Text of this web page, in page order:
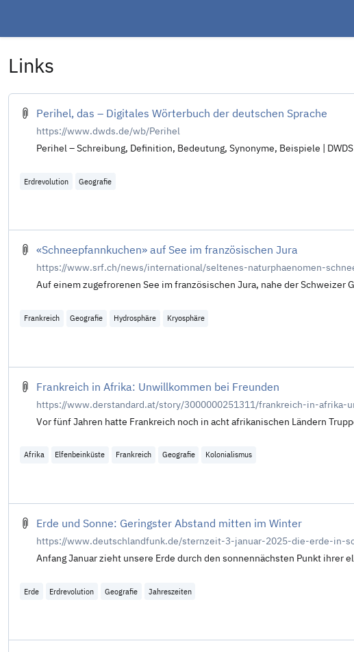
Links
Perihel, das – Digitales Wörterbuch der deutschen Sprache
https://www.dwds.de/wb/Perihel
Perihel – Schreibung, Definition, Bedeutung, Synonyme, Beispiele | DWDS
Erdrevolution Geografie
«Schneepfannkuchen» auf See im französischen Jura
https://www.srf.ch/news/international/seltenes-naturphaenomen-
Auf einem zugefrorenen See im französischen Jura, nahe der Schweizer
Frankreich Geografie Hydrosphäre Kryosphäre
Frankreich in Afrika: Unwillkommen bei Freunden
https://www.derstandard.at/story/3000000251311/frankreich-in-afrika-
Vor fünf Jahren hatte Frankreich noch in acht afrikanischen Ländern
Afrika Elfenbeinküste Frankreich Geografie Kolonialismus
Erde und Sonne: Geringster Abstand mitten im Winter
https://www.deutschlandfunk.de/sternzeit-3-januar-2025-die-erde-
Anfang Januar zieht unsere Erde durch den sonnennächsten Punkt
Erde Erdrevolution Geografie Jahreszeiten